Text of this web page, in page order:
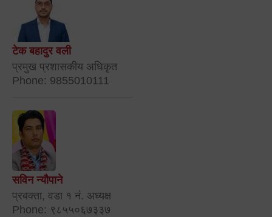
टेक बहादुर वली
प्रमुख प्रशासकीय अधिकृत
Phone: 9855010111
सविन न्यौपाने
प्रबक्ता, वडा १ नं. अध्यक्ष
Phone: ९८५५०६७३३७